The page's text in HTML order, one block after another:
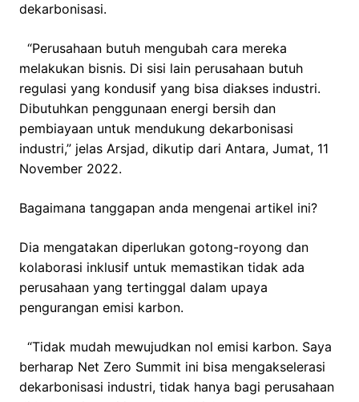
dekarbonisasi.
“Perusahaan butuh mengubah cara mereka
melakukan bisnis. Di sisi lain perusahaan butuh
regulasi yang kondusif yang bisa diakses industri.
Dibutuhkan penggunaan energi bersih dan
pembiayaan untuk mendukung dekarbonisasi
industri,” jelas Arsjad, dikutip dari Antara, Jumat, 11
November 2022.
Bagaimana tanggapan anda mengenai artikel ini?
Dia mengatakan diperlukan gotong-royong dan
kolaborasi inklusif untuk memastikan tidak ada
perusahaan yang tertinggal dalam upaya
pengurangan emisi karbon.
“Tidak mudah mewujudkan nol emisi karbon. Saya
berharap Net Zero Summit ini bisa mengakselerasi
dekarbonisasi industri, tidak hanya bagi perusahaan